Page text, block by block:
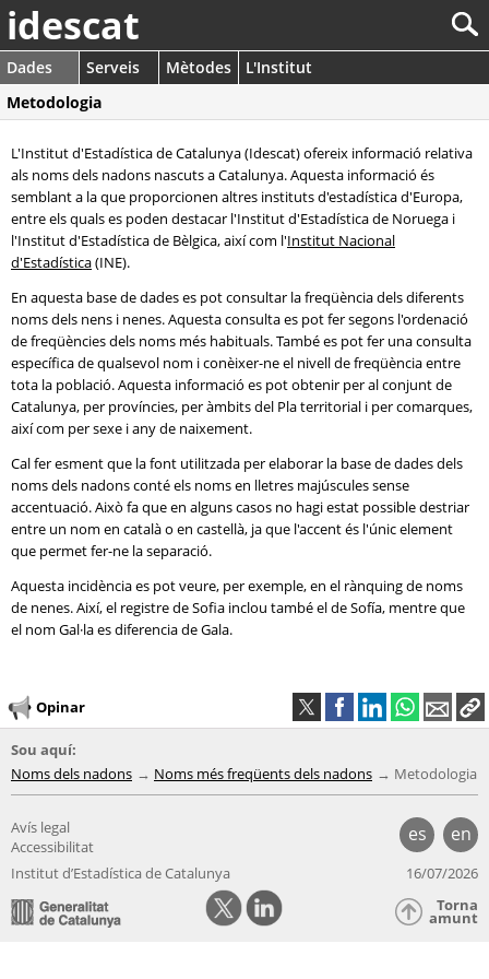
idescat
Dades Serveis Mètodes
L'Institut
Metodologia
L'Institut d'Estadística de Catalunya (Idescat) ofereix informació relativa
als noms dels nadons nascuts a Catalunya. Aquesta informació és
semblant a la que proporcionen altres instituts d'estadística d'Europa,
entre els quals es poden destacar l'Institut d'Estadística de Noruega i
l'Institut d'Estadística de Bèlgica, així com l'Institut Nacional
d'Estadística(INE).
En aquesta base de dades es pot consultar la freqüència dels diferents
noms dels nens i nenes. Aquesta consulta es pot fer segons l'ordenació
de freqüències dels noms més habituals. També es pot fer una consulta
específica de qualsevol nom i conèixer-ne el nivell de freqüència entre
tota la població. Aquesta informació es pot obtenir per al conjunt de
Catalunya, per províncies, per àmbits del Pla territorial i per comarques,
així com per sexe i any de naixement.
Cal fer esment que la font utilitzada per elaborar la base de dades dels
noms dels nadons conté els noms en lletres majúscules sense
accentuació. Això fa que en alguns casos no hagi estat possible destriar
entre un nom en català o en castellà, ja que l'accent és l'únic element
que permet fer-ne la separació.
Aquesta incidència es pot veure, per exemple, en el rànquing de noms
de nenes. Així, el registre de Sofia inclou també el de Sofía, mentre que
el nom Gal·la es diferencia de Gala.
Opinar
Sou aquí:
Noms dels nadons
Noms més freqüents dels nadons Metodologia
es en
Avís legal
Accessibilitat
Institut d’Estadística de Catalunya
16/07/2026
Torna
amunt